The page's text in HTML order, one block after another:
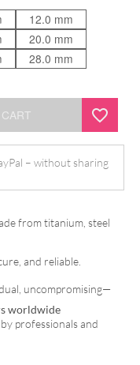
12.0 mm
20.0 mm
28.0 mm
– without sharing
from titanium, steel
and reliable.
uncompromising—
worldwide
professionals and